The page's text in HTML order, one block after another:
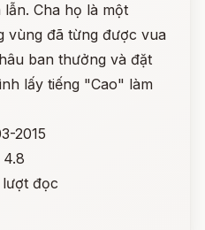
Cha họ là một
vùng đã từng được vua
ban thưởng và đặt
lấy tiếng "Cao" làm
2015
4.8
lượt đọc